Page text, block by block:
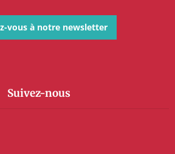
vous à notre newsletter
Suivez-nous